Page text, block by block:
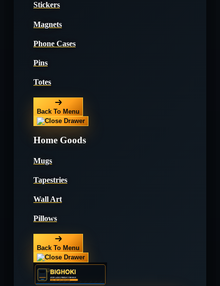
Stickers
Magnets
Phone Cases
Pins
Totes
Back To Menu
Home Goods
Mugs
Tapestries
Wall Art
Pillows
Back To Menu